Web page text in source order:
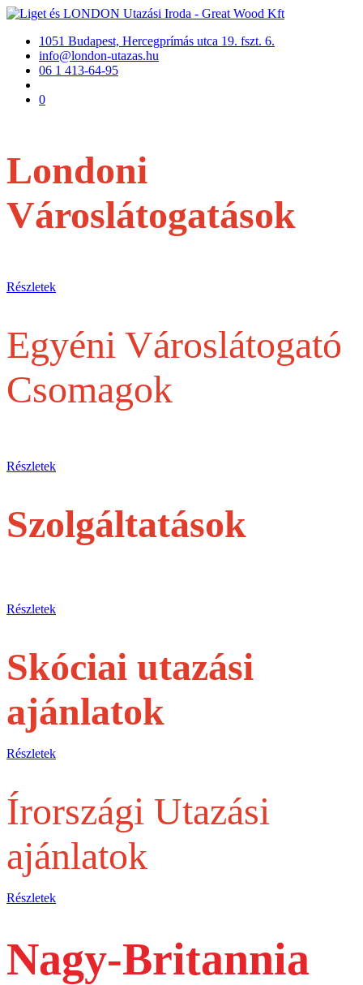
1051 Budapest, Hercegprímás utca 19. fszt. 6.
info@london-utazas.hu
06 1 413-64-95
0
Londoni
Városlátogatások
Részletek
Egyéni Városlátogató
Csomagok
Részletek
Szolgáltatások
Részletek
Skóciai utazási
ajánlatok
Részletek
Írországi Utazási
ajánlatok
Részletek
Nagy-Britannia